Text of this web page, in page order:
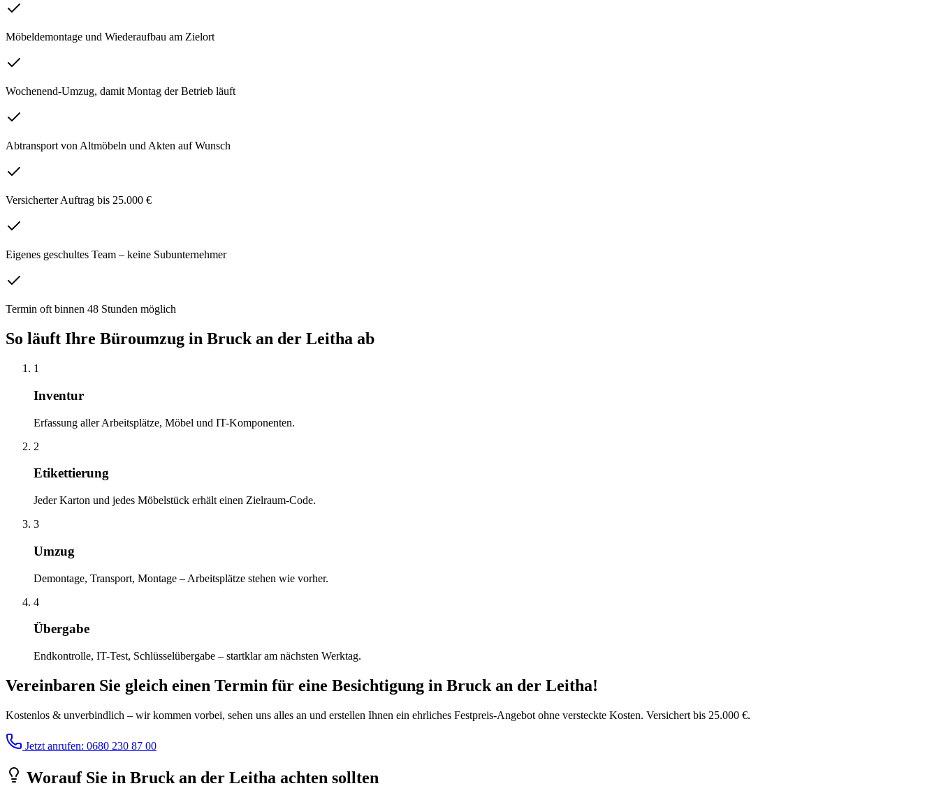
Möbeldemontage und Wiederaufbau am Zielort
Wochenend-Umzug, damit Montag der Betrieb läuft
Abtransport von Altmöbeln und Akten auf Wunsch
Versicherter Auftrag bis 25.000 €
Eigenes geschultes Team – keine Subunternehmer
Termin oft binnen 48 Stunden möglich
So läuft Ihre Büroumzug in Bruck an der Leitha ab
1
Inventur
Erfassung aller Arbeitsplätze, Möbel und IT-Komponenten.
2
Etikettierung
Jeder Karton und jedes Möbelstück erhält einen Zielraum-Code.
3
Umzug
Demontage, Transport, Montage – Arbeitsplätze stehen wie vorher.
4
Übergabe
Endkontrolle, IT-Test, Schlüsselübergabe – startklar am nächsten Werktag.
Vereinbaren Sie gleich einen Termin für eine Besichtigung in Bruck an der Leitha!
Kostenlos & unverbindlich – wir kommen vorbei, sehen uns alles an und erstellen Ihnen ein ehrliches Festpreis-Angebot ohne versteckte Kosten. Versichert bis 25.000 €.
Jetzt anrufen: 0680 230 87 00
Worauf Sie in Bruck an der Leitha achten sollten